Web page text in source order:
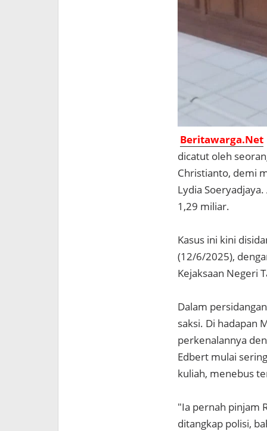
Beritawarga.Net
dicatut oleh
Christianto, demi
Lydia
1,29 miliar.
Kasus ini kini
(12/6/2025),
Kejaksaan Negeri
Dalam
saksi. Di hadapan
perkenalannya
Edbert mulai
kuliah, menebus
"Ia pernah pinjam
ditangkap polisi,